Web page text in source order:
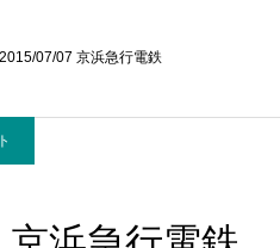
2015/07/07 京浜急行電鉄